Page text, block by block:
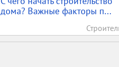
дома? Важные факторы п...